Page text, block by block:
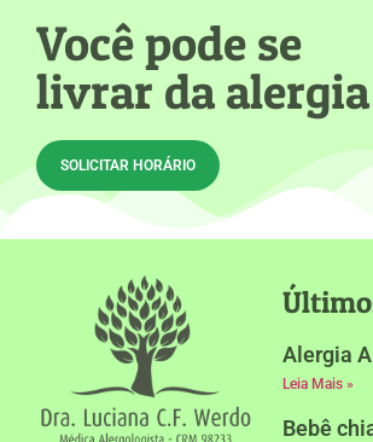
Você pode se
livrar da alergia
SOLICITAR HORÁRIO
Alergia
Leia Mais »
Bebê